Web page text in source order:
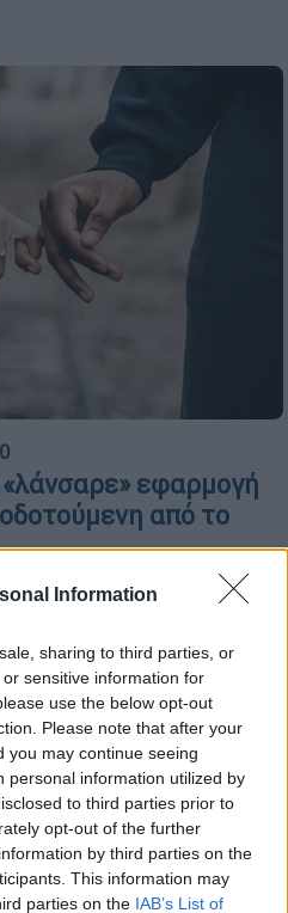
Information
sharing to third parties, or
sensitive information for
use the below opt-out
Please note that after your
you may continue seeing
personal information utilized by
to third parties prior to
opt-out of the further
by third parties on the
This information may
parties on the IAB’s List of
«λάνσαρε» εφαρμογή
από το
μέρος
των γάμων, το
επίπεδο την